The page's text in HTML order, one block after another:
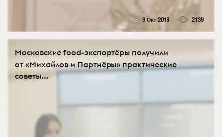
9 Окт 2018 2139
Московские food-экспортёры получили
от «Михайлов и Партнёры» практические
советы...